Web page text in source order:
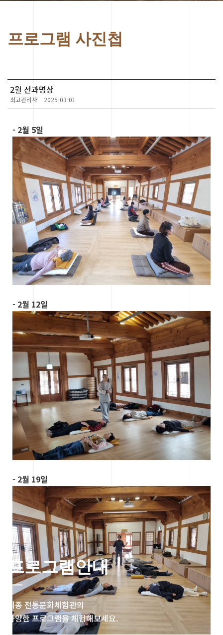
프로그램안내
세종 전통문화체험관의
다양한 프로그램을 체험해보세요.
프로그램 사진첩
2월 선과명상
최고관리자 2025-03-01
- 2월 5일
- 2월 12일
- 2월 19일